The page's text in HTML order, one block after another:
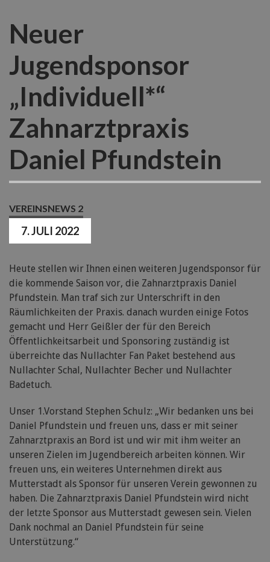
Neuer
Jugendsponsor
„Individuell*“
Zahnarztpraxis
Daniel Pfundstein
VEREINSNEWS 2
7. JULI 2022
Heute stellen wir Ihnen einen weiteren Jugendsponsor für
die kommende Saison vor, die Zahnarztpraxis Daniel
Pfundstein. Man traf sich zur Unterschrift in den
Räumlichkeiten der Praxis. danach wurden einige Fotos
gemacht und Herr Geißler der für den Bereich
Öffentlichkeitsarbeit und Sponsoring zuständig ist
überreichte das Nullachter Fan Paket bestehend aus
Nullachter Schal, Nullachter Becher und Nullachter
Badetuch.
Unser 1.Vorstand Stephen Schulz: „Wir bedanken uns bei
Daniel Pfundstein und freuen uns, dass er mit seiner
Zahnarztpraxis an Bord ist und wir mit ihm weiter an
unseren Zielen im Jugendbereich arbeiten können. Wir
freuen uns, ein weiteres Unternehmen direkt aus
Mutterstadt als Sponsor für unseren Verein gewonnen zu
haben. Die Zahnarztpraxis Daniel Pfundstein wird nicht
der letzte Sponsor aus Mutterstadt gewesen sein. Vielen
Dank nochmal an Daniel Pfundstein für seine
Unterstützung.“